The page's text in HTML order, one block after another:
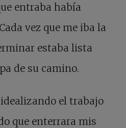
entraba había
vez que me iba la
estaba lista
de su camino.
el trabajo
que enterrara mis